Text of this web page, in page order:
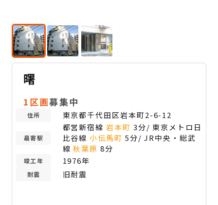
曙
1区画募集中
住所 東京都千代田区岩本町2-6-12
最寄駅
都営新宿線岩本町 3分/ 東京メトロ日
比谷線小伝馬町 5分/ JR中央・総武
線秋葉原 8分
竣工年 1976年
耐震 旧耐震